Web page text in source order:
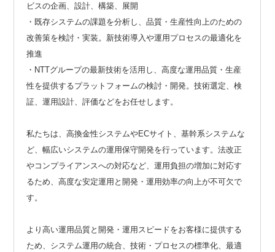
ビスの企画、設計、構築、展開
・既存システムの課題を分析し、品質・生産性向上のための
改善策を検討・実装。新技術導入や運用プロセスの最適化を
推進
・NTTグループの最新技術を活用し、高度な運用品質・生産
性を提供するプラットフォームの検討・開発。技術選定、検
証、運用設計、評価などをお任せします。
私たちは、高換金性システムやECサイト、基幹系システムな
ど、幅広いシステムの運用保守開発を行っています。法改正
やコンプライアンスへの対応など、運用負担の増加に対応す
るため、高度な安定運用と開発・運用効率の向上が不可欠で
す。
より高い運用品質と開発・運用スピードをお客様に提供する
ため、システム運用の統合、技術・プロセスの標準化、最適